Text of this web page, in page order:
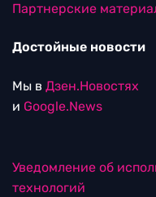
Партнерские
Достойные новости
Мы в Дзен.Новостях
и Google.News
Уведомление об
технологий